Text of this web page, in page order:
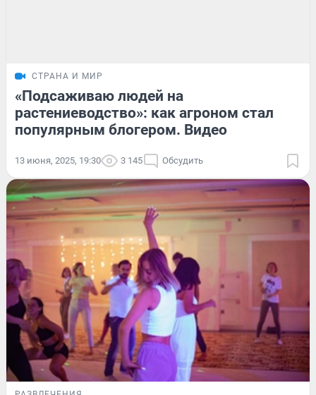
СТРАНА И МИР
«Подсаживаю людей на
растениеводство»: как агроном стал
популярным блогером. Видео
13 июня, 2025, 19:30 3 145 Обсудить